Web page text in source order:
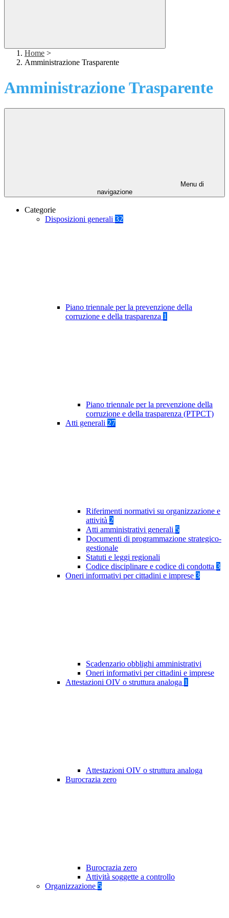
Home >
Amministrazione Trasparente
Amministrazione Trasparente
Menu di
navigazione
Categorie
Disposizioni generali 32
Piano triennale per la prevenzione della
corruzione e della trasparenza 1
Piano triennale per la prevenzione della
corruzione e della trasparenza (PTPCT)
Atti generali 27
Riferimenti normativi su organizzazione e
attività 2
Atti amministrativi generali 5
Documenti di programmazione strategico-
gestionale
Statuti e leggi regionali
Codice disciplinare e codice di condotta 3
Oneri informativi per cittadini e imprese 3
Scadenzario obblighi amministrativi
Oneri informativi per cittadini e imprese
Attestazioni OIV o struttura analoga 1
Attestazioni OIV o struttura analoga
Burocrazia zero
Burocrazia zero
Attività soggette a controllo
Organizzazione 5